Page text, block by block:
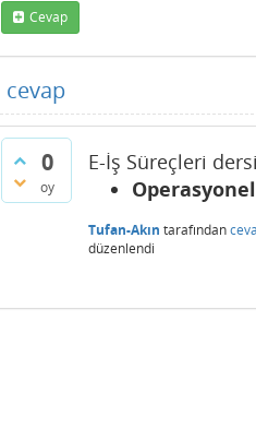
Cevap
cevap
0
oy
E-İş Süreçleri
Operasyonel
Tufan-Akın tarafından
düzenlendi